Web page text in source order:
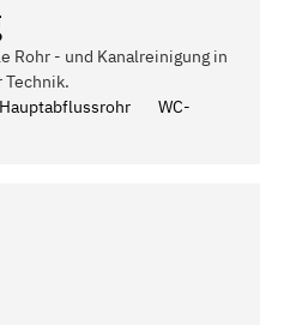
Rohr - und Kanalreinigung in
WC-